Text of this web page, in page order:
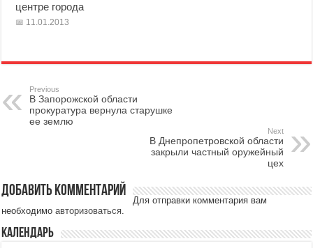
центре города
11.01.2013
Previous
В Запорожской области
прокуратура вернула старушке
ее землю
Next
В Днепропетровской области
закрыли частный оружейный
цех
Добавить комментарий
Для отправки комментария вам
необходимоавторизоваться.
Календарь